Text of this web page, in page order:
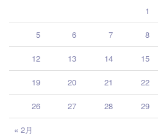
« 2月
1
5 6 7 8
12 13 14 15
19 20 21 22
26 27 28 29